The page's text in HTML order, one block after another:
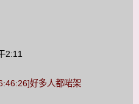
2:11
好多人都啱架